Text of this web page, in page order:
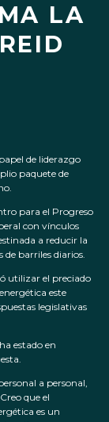
LA
de liderazgo
paquete de
para el Progreso
con vínculos
a reducir la
de barriles diarios.
utilizar el preciado
este
legislativas
estado en
a personal,
que el
es un